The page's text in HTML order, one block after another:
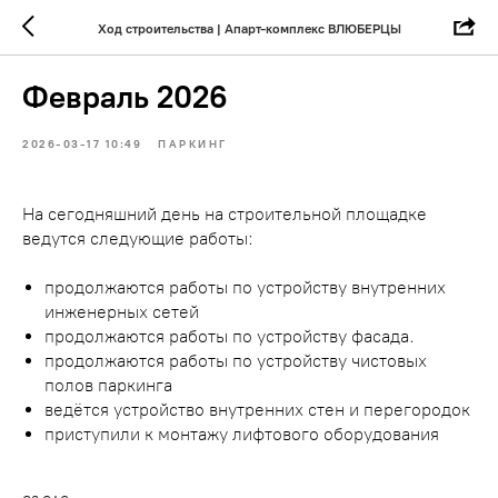
Ход строительства | Апарт-комплекс ВЛЮБЕРЦЫ
Февраль 2026
2026-03-17 10:49 ПАРКИНГ
На сегодняшний день на строительной площадке
ведутся следующие работы:
продолжаются работы по устройству внутренних
инженерных сетей
продолжаются работы по устройству фасада.
продолжаются работы по устройству чистовых
полов паркинга
ведётся устройство внутренних стен и перегородок
приступили к монтажу лифтового оборудования